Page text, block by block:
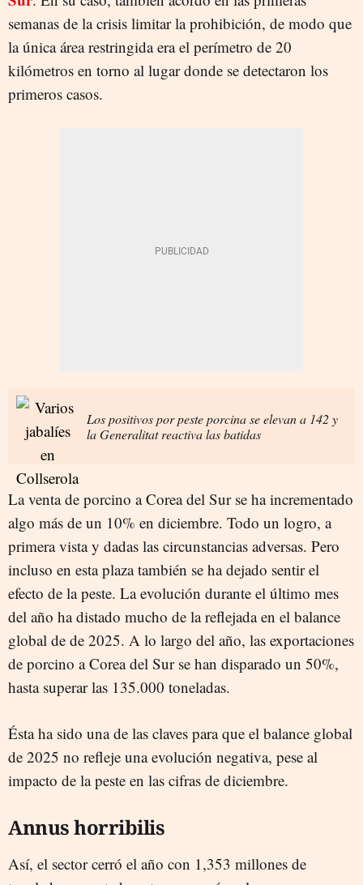
semanas de la crisis limitar la prohibición, de modo que
la única área restringida era el perímetro de 20
kilómetros en torno al lugar donde se detectaron los
primeros casos.
Los positivos por peste porcina se elevan a 142 y
la Generalitat reactiva las batidas
La venta de porcino a Corea del Sur se ha incrementado
algo más de un 10% en diciembre. Todo un logro, a
primera vista y dadas las circunstancias adversas. Pero
incluso en esta plaza también se ha dejado sentir el
efecto de la peste. La evolución durante el último mes
del año ha distado mucho de la reflejada en el balance
global de de 2025. A lo largo del año, las exportaciones
de porcino a Corea del Sur se han disparado un 50%,
hasta superar las 135.000 toneladas.
Ésta ha sido una de las claves para que el balance global
de 2025 no refleje una evolución negativa, pese al
impacto de la peste en las cifras de diciembre.
Annus horribilis
Así, el sector cerró el año con 1,353 millones de